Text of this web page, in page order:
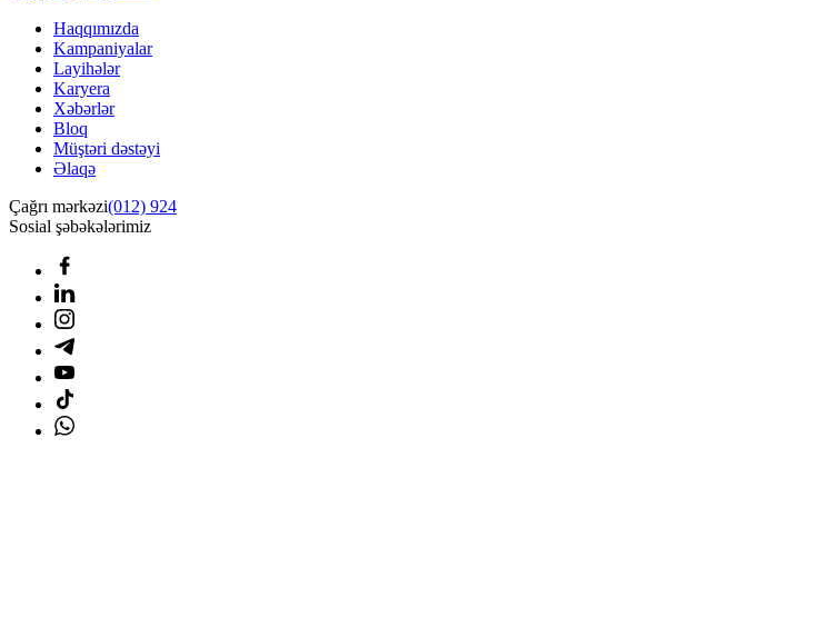
Haqqımızda
Kampaniyalar
Layihələr
Karyera
Xəbərlər
Bloq
Müştəri dəstəyi
Əlaqə
Çağrı mərkəzi(012) 924
Sosial şəbəkələrimiz